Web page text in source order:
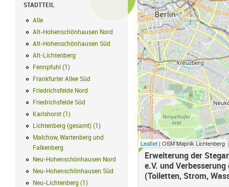
STADTTEIL
Alle
Alt-Hohenschönhausen Nord
Alt-Hohenschönhausen Nord Filter
Alt-Hohenschönhausen Süd
Alt-Hohenschönhausen Süd Filter
Alt-Lichtenberg Alt-Lichtenberg Filter anwenden
Fennpfuhl (1 ) Fennpfuhl Filter anwenden
Frankfurter Allee Süd
Frankfurter Allee Süd Filter anwenden
Friedrichsfelde Nord
Friedrichsfelde Nord Filter anwenden
Friedrichsfelde Süd
Friedrichsfelde Süd Filter anwenden
Karlshorst (1 ) Karlshorst Filter anwenden
Lichtenberg (gesamt) (1 ) Lichtenberg (gesamt) Filter anwenden
Malchow, Wartenberg und
Falkenberg Malchow, Wartenberg und Falkenberg Filter anwenden
Neu-Hohenschönhausen Nord
Neu-Hohenschönhausen Nord Filter
Neu-Hohenschönhausen Süd
Neu-Hohenschönhausen Süd Filter
Neu-Lichtenberg (1 ) Neu-Lichtenberg Filter anwenden
Leaflet| OSM Mapnik Lichtenberg
Erweiterung der
e.V. und
(Toiletten, Strom,